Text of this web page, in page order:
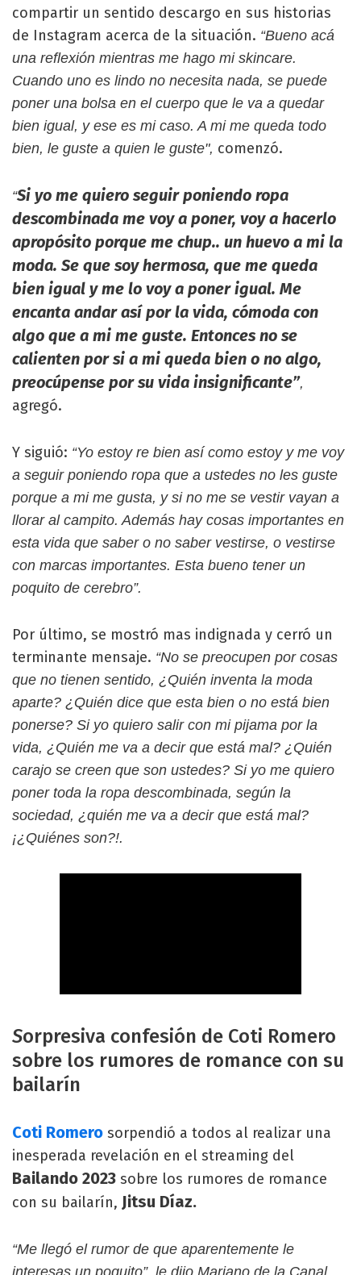
compartir un sentido descargo en sus historias
de Instagram acerca de la situación. “Bueno acá
una reflexión mientras me hago mi skincare.
Cuando uno es lindo no necesita nada, se puede
poner una bolsa en el cuerpo que le va a quedar
bien igual, y ese es mi caso. A mi me queda todo
bien, le guste a quien le guste", comenzó.
“Si yo me quiero seguir poniendo ropa
descombinada me voy a poner, voy a hacerlo
apropósito porque me chup.. un huevo a mi la
moda. Se que soy hermosa, que me queda
bien igual y me lo voy a poner igual. Me
encanta andar así por la vida, cómoda con
algo que a mi me guste. Entonces no se
calienten por si a mi queda bien o no algo,
preocúpense por su vida insignificante”,
agregó.
Y siguió: “Yo estoy re bien así como estoy y me voy
a seguir poniendo ropa que a ustedes no les guste
porque a mi me gusta, y si no me se vestir vayan a
llorar al campito. Además hay cosas importantes en
esta vida que saber o no saber vestirse, o vestirse
con marcas importantes. Esta bueno tener un
poquito de cerebro”.
Por último, se mostró mas indignada y cerró un
terminante mensaje. “No se preocupen por cosas
que no tienen sentido, ¿Quién inventa la moda
aparte? ¿Quién dice que esta bien o no está bien
ponerse? Si yo quiero salir con mi pijama por la
vida, ¿Quién me va a decir que está mal? ¿Quién
carajo se creen que son ustedes? Si yo me quiero
poner toda la ropa descombinada, según la
sociedad, ¿quién me va a decir que está mal?
¡¿Quiénes son?!.
Sorpresiva confesión de Coti Romero
sobre los rumores de romance con su
bailarín
Coti Romero sorpendió a todos al realizar una
inesperada revelación en el streaming del
Bailando 2023 sobre los rumores de romance
con su bailarín, Jitsu Díaz.
“Me llegó el rumor de que aparentemente le
interesas un poquito”, le dijo Mariano de la Canal.